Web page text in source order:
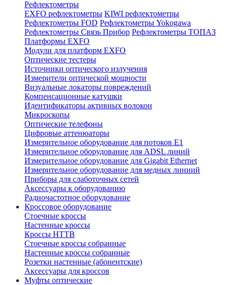
Рефлектометры
EXFO рефлектометры KIWI рефлектометры
Рефлектометры FOD Рефлектометры Yokogawa
Рефлектометры Связь Прибор Рефлектометры ТОПАЗ
Платформы EXFO
Модули для платформ EXFO
Оптические тестеры
Источники оптического излучения
Измерители оптической мощности
Визуальные локаторы повреждений
Компенсационные катушки
Идентификаторы активных волокон
Микроскопы
Оптические телефоны
Цифровые аттенюаторы
Измерительное оборудование для потоков Е1
Измерительное оборудование для ADSL линий
Измерительное оборудование для Gigabit Ethernet
Измерительное оборудование для медных линиий
Приборы для слаботочных сетей
Аксессуары к оборудованию
Радиочастотное оборудование
Кроссовое оборудование
Стоечные кроссы
Настенные кроссы
Кроссы HTTB
Стоечные кроссы собранные
Настенные кроссы собранные
Розетки настенные (абонентские)
Аксессуары для кроссов
Муфты оптические